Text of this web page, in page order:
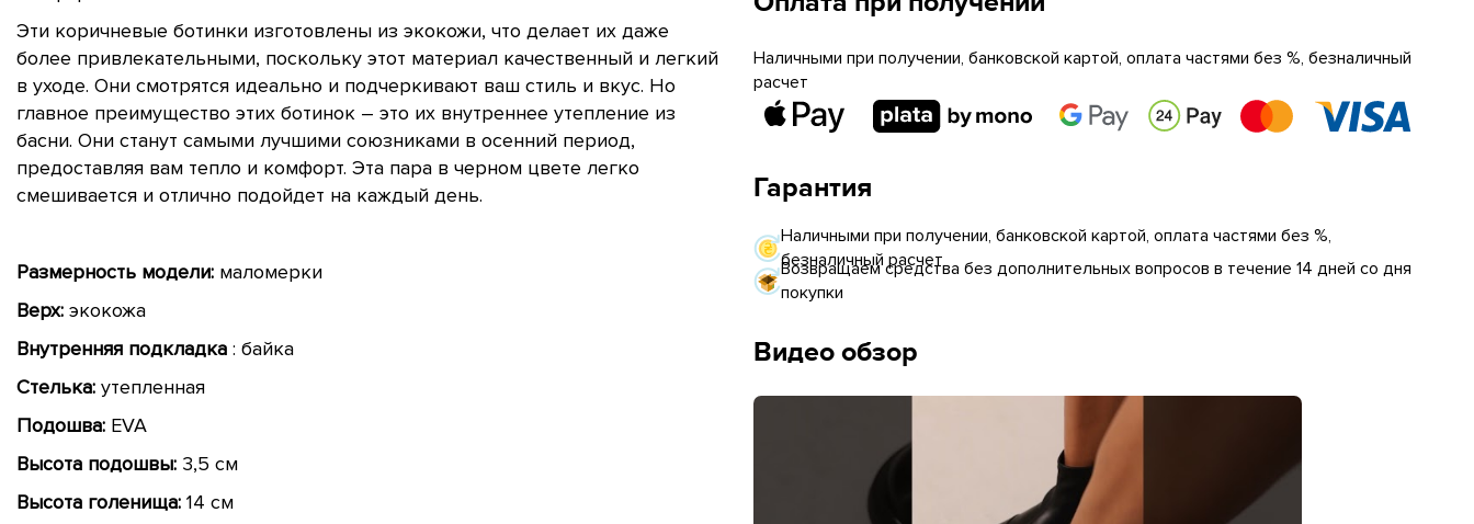
Наличными при получении, банковской картой, оплата частями без %, безналичный
расчет
Гарантия
Наличными при получении, банковской картой, оплата частями без %,
безналичный расчет
Возвращаем средства без дополнительных вопросов в течение 14 дней со дня
покупки
Видео обзор
Эти коричневые ботинки изготовлены из экокожи, что делает их даже
более привлекательными, поскольку этот материал качественный и легкий
в уходе. Они смотрятся идеально и подчеркивают ваш стиль и вкус. Но
главное преимущество этих ботинок – это их внутреннее утепление из
басни. Они станут самыми лучшими союзниками в осенний период,
предоставляя вам тепло и комфорт. Эта пара в черном цвете легко
смешивается и отлично подойдет на каждый день.
Размерность модели: маломерки
Верх: экокожа
Внутренняя подкладка : байка
Стелька: утепленная
Подошва: EVA
Высота подошвы: 3,5 см
Высота голенища: 14 см